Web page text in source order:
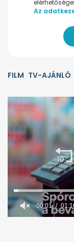
Az
FILM TV-AJÁNLÓ
00:02